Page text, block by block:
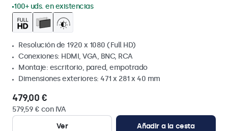
100+ uds. en existencias
Resolución de 1920 x 1080 (Full HD)
Conexiones: HDMI, VGA, BNC, RCA
Montaje: escritorio, pared, empotrado
Dimensiones exteriores: 471 x 281 x 40 mm
479,00 €
579,59 € con IVA
Ver
Añadir a la cesta